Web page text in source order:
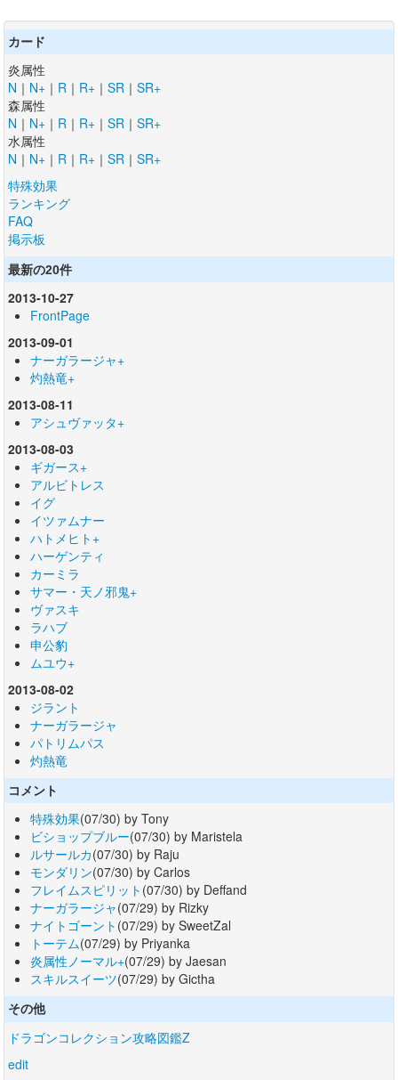
カード
炎属性
N ｜ N+ ｜ R ｜ R+ ｜ SR ｜ SR+
森属性
N ｜ N+ ｜ R ｜ R+ ｜ SR ｜ SR+
水属性
N ｜ N+ ｜ R ｜ R+ ｜ SR ｜ SR+
特殊効果
ランキング
FAQ
掲示板
最新の20件
2013-10-27
FrontPage
2013-09-01
ナーガラージャ+
灼熱竜+
2013-08-11
アシュヴァッタ+
2013-08-03
ギガース+
アルビトレス
イグ
イツァムナー
ハトメヒト+
ハーゲンティ
カーミラ
サマー・天ノ邪鬼+
ヴァスキ
ラハブ
申公豹
ムユウ+
2013-08-02
ジラント
ナーガラージャ
パトリムパス
灼熱竜
コメント
特殊効果(07/30) by Tony
ビショップブルー(07/30) by Maristela
ルサールカ(07/30) by Raju
モンダリン(07/30) by Carlos
フレイムスピリット (07/30) by Deffand
ナーガラージャ(07/29) by Rizky
ナイトゴーント (07/29) by SweetZal
トーテム(07/29) by Priyanka
炎属性ノーマル+(07/29) by Jaesan
スキルスイーツ(07/29) by Gictha
その他
ドラゴンコレクション攻略図鑑Z
edit